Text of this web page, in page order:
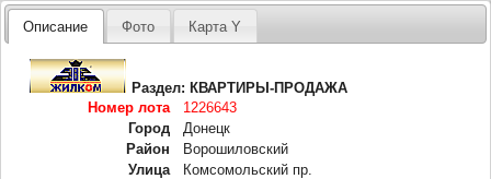
Описание Фото Карта Y
Раздел:КВАРТИРЫ-ПРОДАЖА
Номер лота
1226643
Город
Донецк
Район
Ворошиловский
Улица
Комсомольский пр.